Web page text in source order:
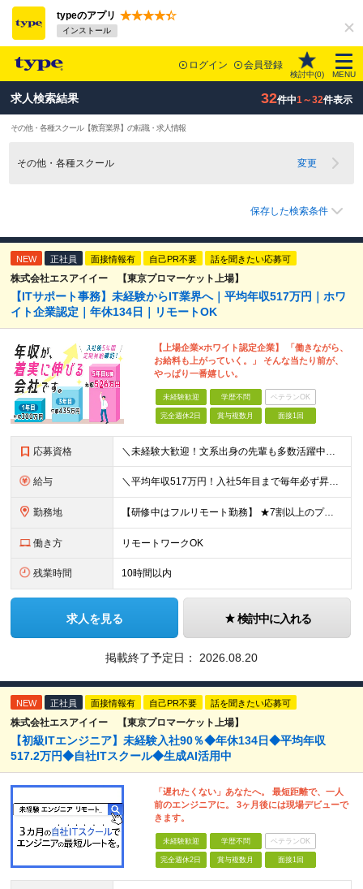
typeのアプリ
インストール
ログイン 会員登録
検討中(0) MENU
求人検索結果 32件中1～32件表示
その他・各種スクール【教育業界】の転職・求人情報
その他・各種スクール 変更
保存した検索条件
NEW 正社員 面接情報有 自己PR不要 話を聞きたい応募可
株式会社エスアイイー 【東京プロマーケット上場】
【ITサポート事務】未経験からIT業界へ｜平均年収517万円｜ホワ
イト企業認定｜年休134日｜リモートOK
【上場企業×ホワイト認定企業】 「働きながら、
お給料も上がっていく。」 そんな当たり前が、
やっぱり一番嬉しい。
未経験歓迎 学歴不問 ベテランOK
完全週休2日 賞与複数月 面接1回
応募資格 ＼未経験大歓迎！文系出身の先輩も多数活躍中／ ◆PCスキルに自信のない方も歓迎 ◆完全未経験OK ◆社会人デビューもOK ◆学歴不問 「働きながら少しずつ専門スキルを身につけたい」という意欲重視の採
給与 ＼平均年収517万円！入社5年目まで毎年必ず昇給／ ■賞与年3回 ■年収800万円以上も可 ■入社3年以上の平均年収469.2万円 月給23万2000円以上＋賞与年3回＋各種手当 ☆入社5年目まで最
勤務地 【研修中はフルリモート勤務】 ★7割以上のプロジェクトでリモートワークを導入 ★一都三県のプロジェクト先 ★転居を伴う転勤なし ＜プロジェクト先＞ 東京・神奈川・千葉・埼玉でのプロジェクト先にて勤務
働き方 リモートワークOK
残業時間 10時間以内
求人を見る 検討中に入れる
掲載終了予定日： 2026.08.20
NEW 正社員 面接情報有 自己PR不要 話を聞きたい応募可
株式会社エスアイイー 【東京プロマーケット上場】
【初級ITエンジニア】未経験入社90％◆年休134日◆平均年収
517.2万円◆自社ITスクール◆生成AI活用中
「遅れたくない」あなたへ。 最短距離で、一人
前のエンジニアに。 3ヶ月後には現場デビューで
きます。
未経験歓迎 学歴不問 ベテランOK
完全週休2日 賞与複数月 面接1回